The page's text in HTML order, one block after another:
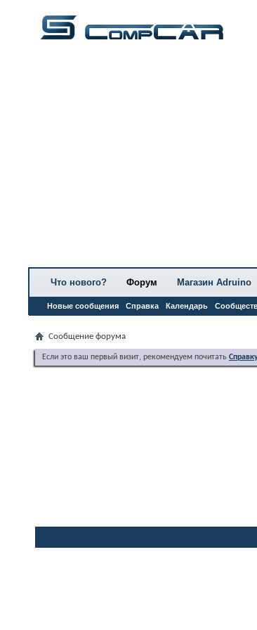
Что нового? Форум
Новые сообщения Справка Календарь
Магазин Adruino
Сообщение форума
Если это ваш первый визит, рекомендуем почитать